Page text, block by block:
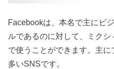
Facebookは、本名で主にビ
ルであるのに対して、ミクシ
で使うことができます。主
多いSNSです。